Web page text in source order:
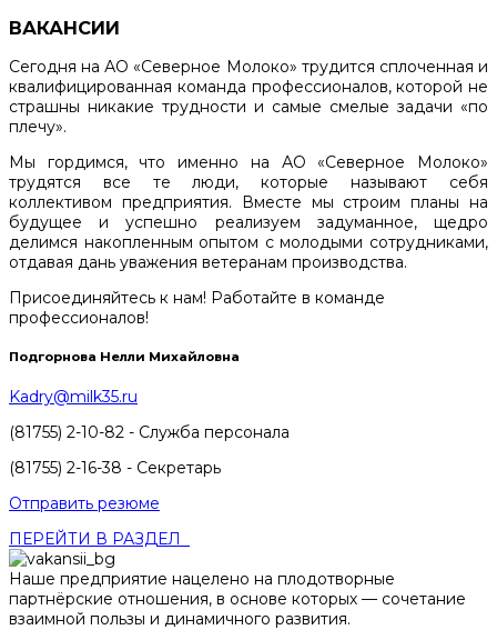
ВАКАНСИИ
Сегодня на АО «Северное Молоко» трудится сплоченная и
квалифицированная команда профессионалов, которой не
страшны никакие трудности и самые смелые задачи «по
плечу».
Мы гордимся, что именно на АО «Северное Молоко»
трудятся все те люди, которые называют себя
коллективом предприятия. Вместе мы строим планы на
будущее и успешно реализуем задуманное, щедро
делимся накопленным опытом с молодыми сотрудниками,
отдавая дань уважения ветеранам производства.
Присоединяйтесь к нам! Работайте в команде
профессионалов!
Подгорнова Нелли Михайловна
Kadry@milk35.ru
(81755) 2-10-82 - Служба персонала
(81755) 2-16-38 - Секретарь
Отправить резюме
ПЕРЕЙТИ В РАЗДЕЛ
Наше предприятие нацелено на плодотворные
партнёрские отношения, в основе которых — сочетание
взаимной пользы и динамичного развития.